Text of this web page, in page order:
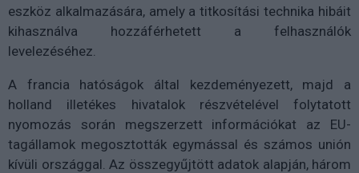
eszköz alkalmazására, amely a titkosítási technika hibáit
kihasználva hozzáférhetett a felhasználók
levelezéséhez.
A francia hatóságok által kezdeményezett, majd a
holland illetékes hivatalok részvételével folytatott
nyomozás során megszerzett információkat az EU-
tagállamok megosztották egymással és számos unión
kívüli országgal. Az összegyűjtött adatok alapján, három